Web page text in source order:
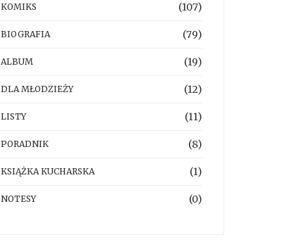
KOMIKS (107)
BIOGRAFIA (79)
ALBUM (19)
DLA MŁODZIEŻY (12)
LISTY (11)
PORADNIK (8)
KSIĄŻKA KUCHARSKA (1)
NOTESY (0)